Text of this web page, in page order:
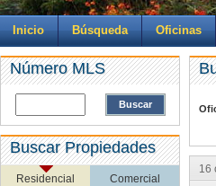
Inicio Búsqueda Oficinas
Número MLS
Buscar
Buscar Propiedades
Residencial Comercial
16